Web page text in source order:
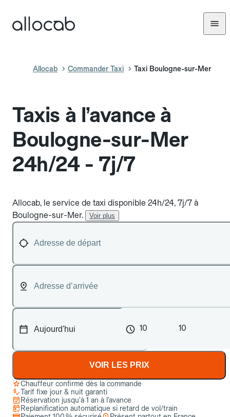
Allocab Commander Taxi Taxi Boulogne-sur-Mer
Taxis à l’avance à
Boulogne-sur-Mer
24h/24 - 7j/7
Allocab, le service de taxi disponible 24h/24, 7j/7 à
Boulogne-sur-Mer.
Voir plus
10 10
VOIR LES PRIX
Chauffeur confirmé dès la commande
Tarif fixe jour & nuit garanti
Réservation jusqu’à 1 an à l’avance
Replanification automatique si retard de vol/train